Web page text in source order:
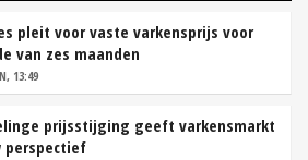
pleit voor vaste varkensprijs voor
van zes maanden
13:49
prijsstijging geeft varkensmarkt
perspectief